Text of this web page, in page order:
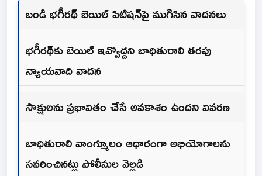
బండి భగీరథ్ బెయిల్ పిటిషన్‌పై ముగిసిన వాదనలు
భగీరథ్‌కు బెయిల్ ఇవ్వొద్దని బాధితురాలి తరపు
న్యాయవాది వాదన
సాక్షులను ప్రభావితం చేసే అవకాశం ఉందని వివరణ
బాధితురాలి వాంగ్మూలం ఆధారంగా అభియోగాలను
సవరించినట్లు పోలీసుల వెల్లడి